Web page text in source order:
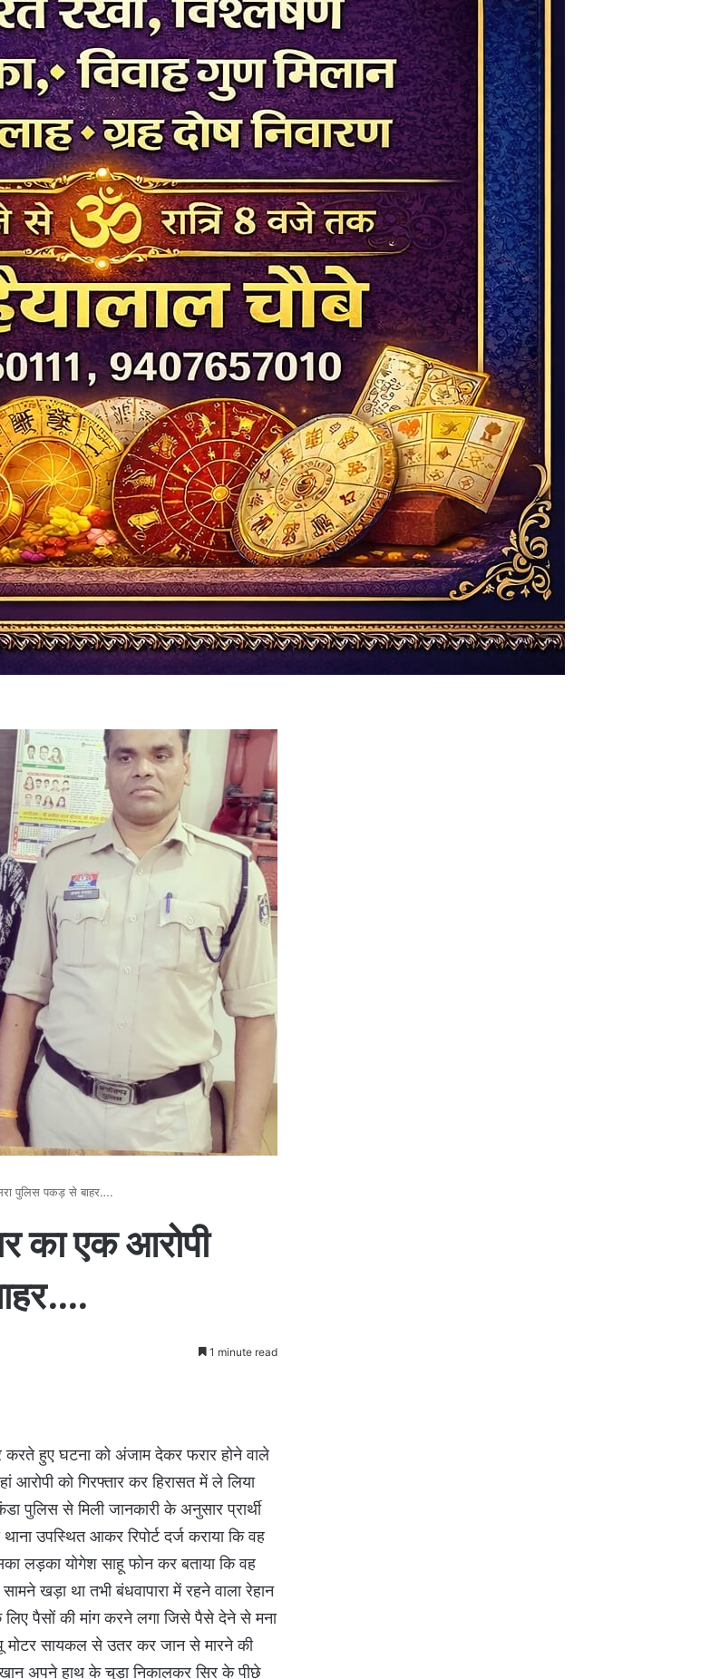
पुलिस पकड़ से बाहर….
का एक आरोपी
1 minute read
हुए घटना को अंजाम देकर फरार होने वाले
को गिरफ्तार कर हिरासत में ले लिया
पुलिस से मिली जानकारी के अनुसार प्रार्थी
उपस्थित आकर रिपोर्ट दर्ज कराया कि वह
लड़का योगेश साहू फोन कर बताया कि वह
खड़ा था तभी बंधवापारा में रहने वाला रेहान
पैसों की मांग करने लगा जिसे पैसे देने से मना
मोटर सायकल से उतर कर जान से मारने की
अपने हाथ के चुड़ा निकालकर सिर के पीछे